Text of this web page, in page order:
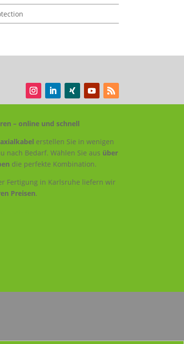
– online und schnell
erstellen Sie in wenigen
nach Bedarf. Wählen Sie aus über
die perfekte Kombination.
Fertigung in Karlsruhe liefern wir
Preisen.